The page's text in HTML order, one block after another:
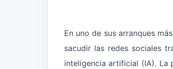
En uno de sus arranques
sacudir las redes sociales
inteligencia artificial (IA). La